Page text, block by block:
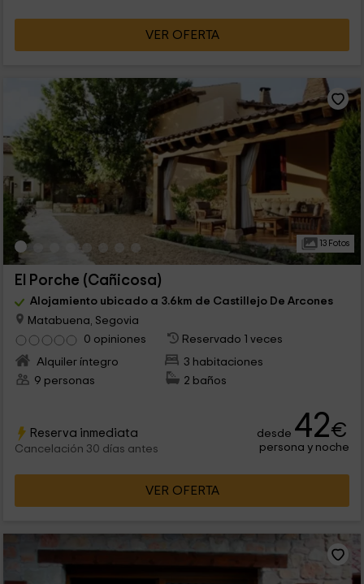
VER OFERTA
13 Fotos
El Porche (Cañicosa)
Alojamiento ubicado a 3.6km de Castillejo De Arcones
Matabuena, Segovia
0 opiniones
Reservado 1 veces
Alquiler íntegro
3 habitaciones
9 personas
2 baños
Reserva inmediata
Cancelación 30 días antes
desde 42€
persona y noche
VER OFERTA